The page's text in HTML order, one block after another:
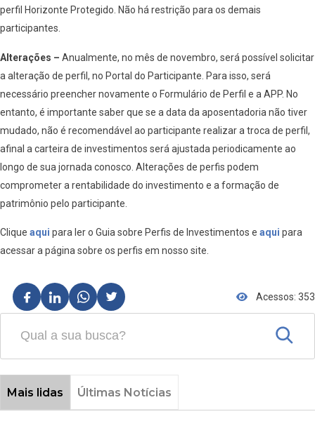
perfil Horizonte Protegido. Não há restrição para os demais
participantes.
Alterações – Anualmente, no mês de novembro, será possível solicitar
a alteração de perfil, no Portal do Participante. Para isso, será
necessário preencher novamente o Formulário de Perfil e a APP. No
entanto, é importante saber que se a data da aposentadoria não tiver
mudado, não é recomendável ao participante realizar a troca de perfil,
afinal a carteira de investimentos será ajustada periodicamente ao
longo de sua jornada conosco. Alterações de perfis podem
comprometer a rentabilidade do investimento e a formação de
patrimônio pelo participante.
Clique aqui para ler o Guia sobre Perfis de Investimentos e aqui para
acessar a página sobre os perfis em nosso site.
Acessos: 353
Mais lidas Últimas Notícias